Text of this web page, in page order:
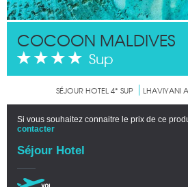
COCOON MALDIVES
Sup
SÉJOUR HOTEL 4* SUP LHAVIYANI
Si vous souhaitez connaitre le prix de ce
contacter
Séjour Hotel